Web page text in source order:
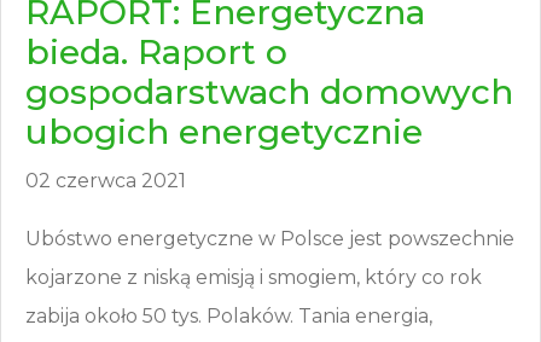
RAPORT: Energetyczna
bieda. Raport o
gospodarstwach domowych
ubogich energetycznie
02 czerwca 2021
Ubóstwo energetyczne w Polsce jest powszechnie
kojarzone z niską emisją i smogiem, który co rok
zabija około 50 tys. Polaków. Tania energia,